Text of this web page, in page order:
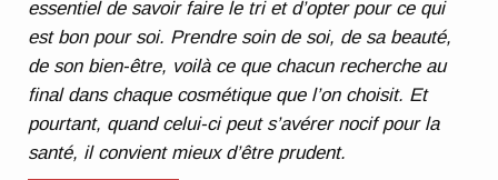
essentiel de savoir faire le tri et d’opter pour ce qui
est bon pour soi. Prendre soin de soi, de sa beauté,
de son bien-être, voilà ce que chacun recherche au
final dans chaque cosmétique que l’on choisit. Et
pourtant, quand celui-ci peut s’avérer nocif pour la
santé, il convient mieux d’être prudent.